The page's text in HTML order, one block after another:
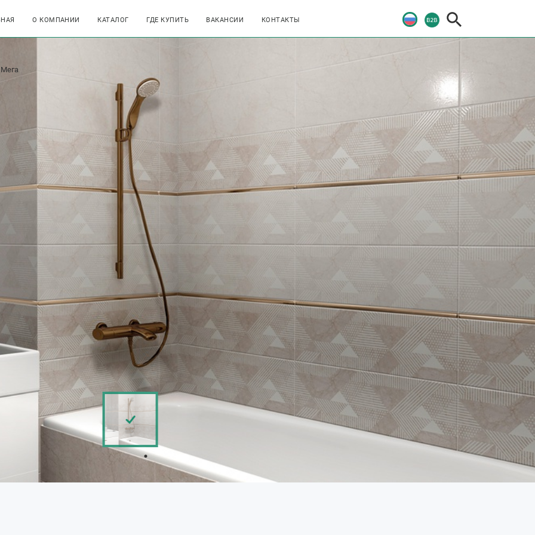
О КОМПАНИИ КАТАЛОГ ГДЕ КУПИТЬ ВАКАНСИИ КОНТАКТЫ
Мега